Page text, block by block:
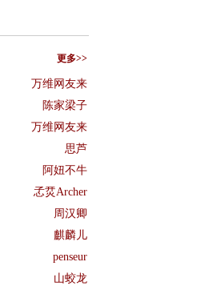
更多>>
万维网友来
陈家梁子
万维网友来
思芦
阿妞不牛
孞烎Archer
周汉卿
麒麟儿
penseur
山蛟龙